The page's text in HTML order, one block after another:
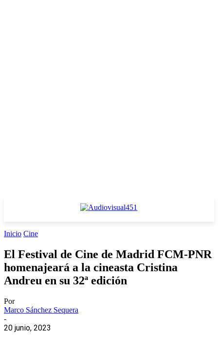
Inicio Cine
El Festival de Cine de Madrid FCM-PNR
homenajeará a la cineasta Cristina
Andreu en su 32ª edición
Por
Marco Sánchez Sequera
-
20 junio, 2023